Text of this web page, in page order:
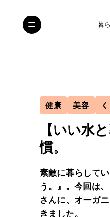
暮
健康 美容
【いい水
慣。
素敵に暮らして
う。』。今回は
さんに、オーガ
きました。